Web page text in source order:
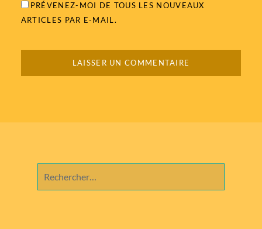
PRÉVENEZ-MOI DE TOUS LES NOUVEAUX
ARTICLES PAR E-MAIL.